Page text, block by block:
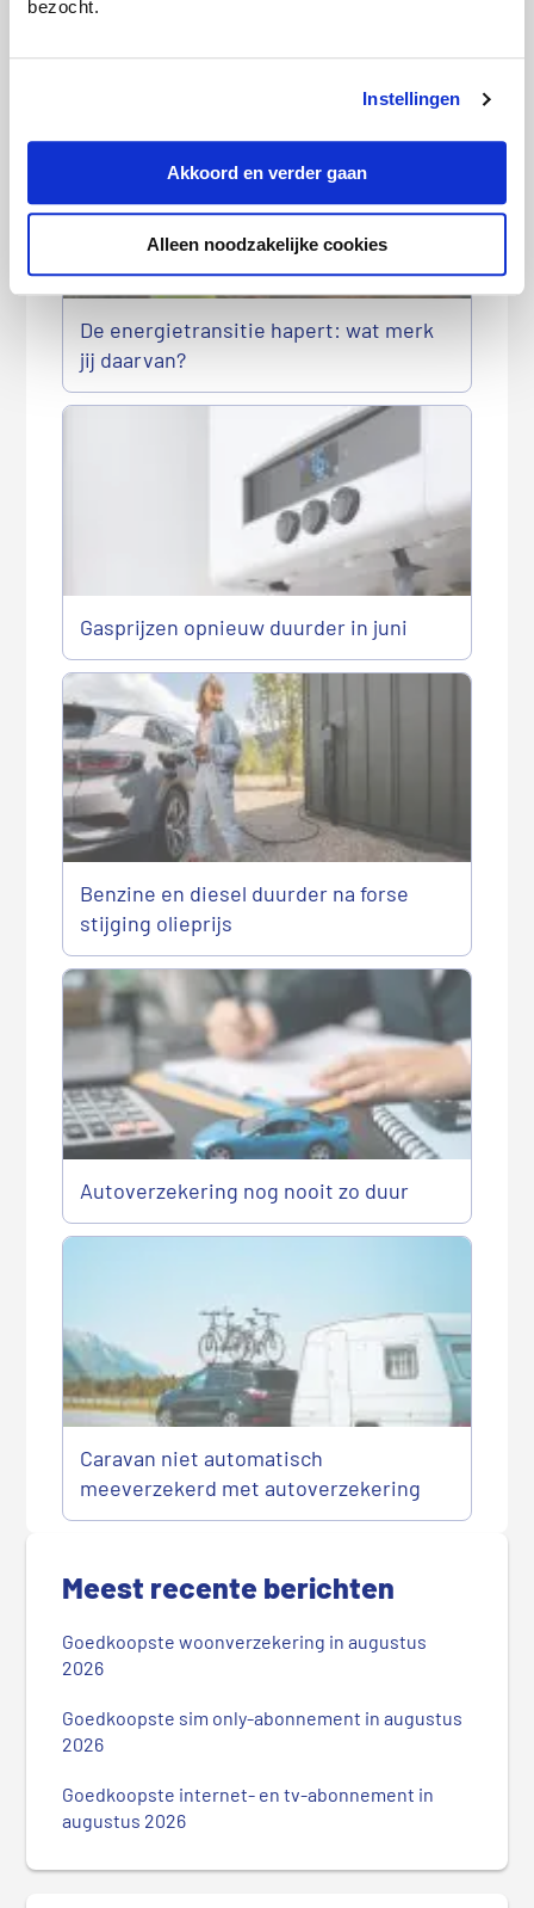
bezocht.
Instellingen
Akkoord en verder gaan
Alleen noodzakelijke cookies
De energietransitie hapert: wat merk
jij daarvan?
Gasprijzen opnieuw duurder in juni
Benzine en diesel duurder na forse
stijging olieprijs
Autoverzekering nog nooit zo duur
Caravan niet automatisch
meeverzekerd met autoverzekering
e
Meest recente berichten
Goedkoopste woonverzekering in augustus
2026
Goedkoopste sim only-abonnement in augustus
2026
Goedkoopste internet- en tv-abonnement in
augustus 2026